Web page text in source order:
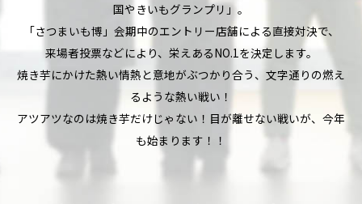
国やきいもグランプリ」。
「さつまいも博」会期中のエントリー店舗による直接対決で、
来場者投票などにより、栄えあるNO.1を決定します。
焼き芋にかけた熱い情熱と意地がぶつかり合う、文字通りの燃え
るような熱い戦い！
アツアツなのは焼き芋だけじゃない！目が離せない戦いが、今年
も始まります！！